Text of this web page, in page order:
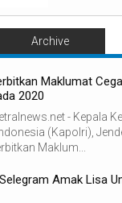
Archive
Maklumat
2020
- Kepala
(Kapolri),
Maklum...
Amak Lisa